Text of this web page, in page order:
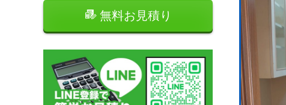
無料お見積り